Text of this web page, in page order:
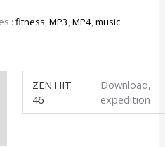
:fitness,MP3,MP4,music
ZEN'HIT
46
Download,
expedition